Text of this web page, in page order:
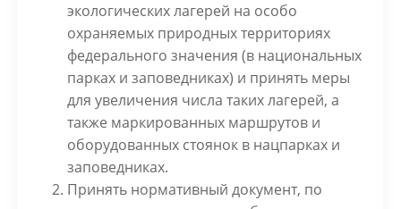
экологических лагерей на особо
охраняемых природных территориях
федерального значения (в национальных
парках и заповедниках) и принять меры
для увеличения числа таких лагерей, а
также маркированных маршрутов и
оборудованных стоянок в нацпарках и
заповедниках.
Принять нормативный документ, по